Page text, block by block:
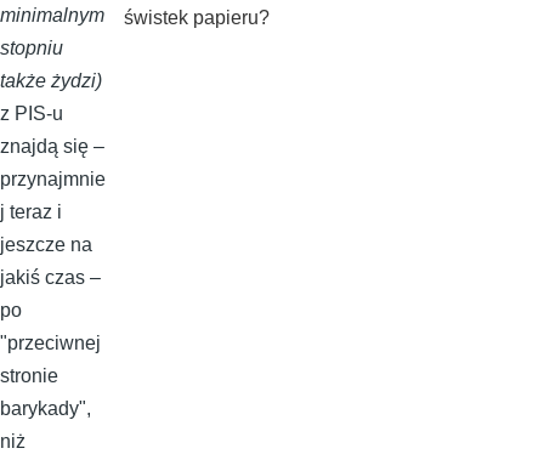
minimalnym
stopniu
także żydzi)
z PIS-u
znajdą się –
przynajmnie
j teraz i
jeszcze na
jakiś czas –
po
"przeciwnej
stronie
barykady",
niż
świstek papieru?